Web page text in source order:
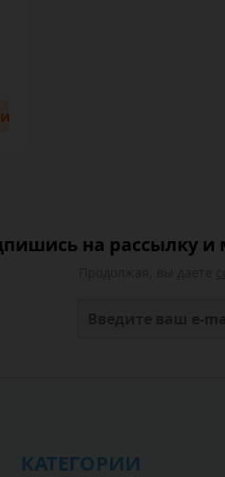
на рассылку и
КАТЕГОРИИ